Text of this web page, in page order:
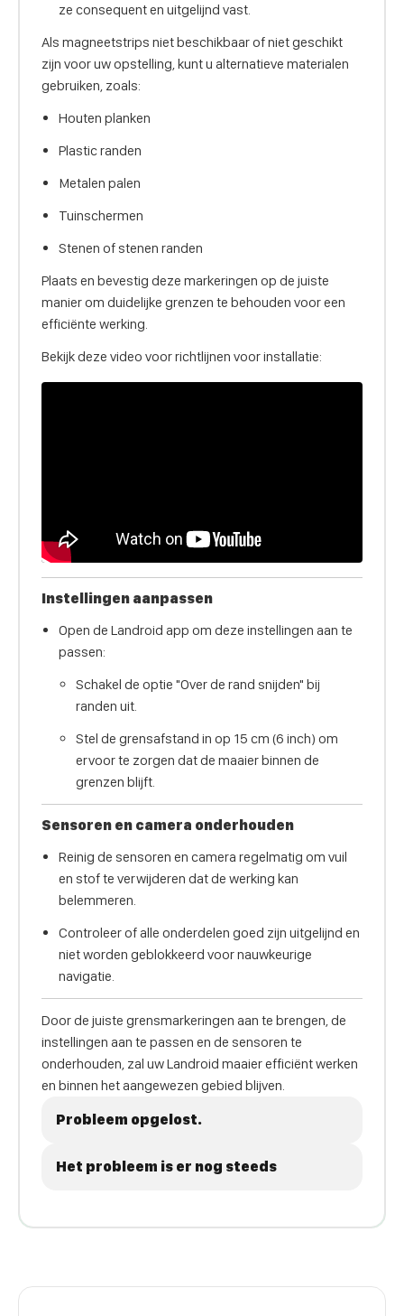
ze consequent en uitgelijnd vast.
Als magneetstrips niet beschikbaar of niet geschikt
zijn voor uw opstelling, kunt u alternatieve materialen
gebruiken, zoals:
Houten planken
Plastic randen
Metalen palen
Tuinschermen
Stenen of stenen randen
Plaats en bevestig deze markeringen op de juiste
manier om duidelijke grenzen te behouden voor een
efficiënte werking.
Bekijk deze video voor richtlijnen voor installatie:
Instellingen aanpassen
Open de Landroid app om deze instellingen aan te
passen:
Schakel de optie "Over de rand snijden" bij
randen uit.
Stel de grensafstand in op 15 cm (6 inch) om
ervoor te zorgen dat de maaier binnen de
grenzen blijft.
Sensoren en camera onderhouden
Reinig de sensoren en camera regelmatig om vuil
en stof te verwijderen dat de werking kan
belemmeren.
Controleer of alle onderdelen goed zijn uitgelijnd en
niet worden geblokkeerd voor nauwkeurige
navigatie.
Door de juiste grensmarkeringen aan te brengen, de
instellingen aan te passen en de sensoren te
onderhouden, zal uw Landroid maaier efficiënt werken
en binnen het aangewezen gebied blijven.
Probleem opgelost.
Het probleem is er nog steeds